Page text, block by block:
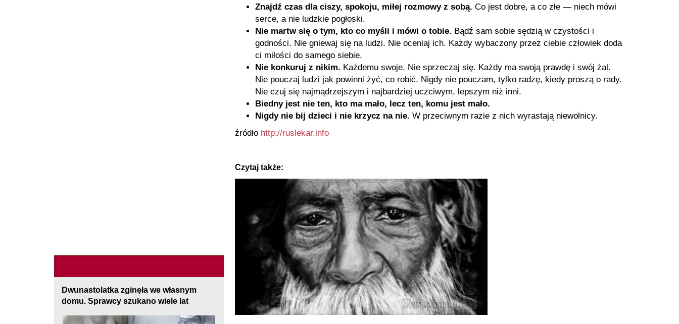
Znajdź czas dla ciszy, spokoju, miłej rozmowy z sobą. Co jest dobre, a co złe — niech mówi
serce, a nie ludzkie pogłoski.
Nie martw się o tym, kto co myśli i mówi o tobie. Bądź sam sobie sędzią w czystości i
godności. Nie gniewaj się na ludzi. Nie oceniaj ich. Każdy wybaczony przez ciebie człowiek doda
ci miłości do samego siebie.
Nie konkuruj z nikim. Każdemu swoje. Nie sprzeczaj się. Każdy ma swoją prawdę i swój żal.
Nie pouczaj ludzi jak powinni żyć, co robić. Nigdy nie pouczam, tylko radzę, kiedy proszą o rady.
Nie czuj się najmądrzejszym i najbardziej uczciwym, lepszym niż inni.
Biedny jest nie ten, kto ma mało, lecz ten, komu jest mało.
Nigdy nie bij dzieci i nie krzycz na nie. W przeciwnym razie z nich wyrastają niewolnicy.
źródło http://ruslekar.info
Czytaj także:
Dwunastolatka zginęła we własnym
domu. Sprawcy szukano wiele lat